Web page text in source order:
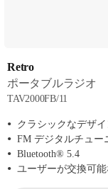
Retro
ポータブルラジオ
TAV2000FB/11
クラシックなデザイ
FM デジタルチュー
Bluetooth® 5.4
ユーザーが交換可